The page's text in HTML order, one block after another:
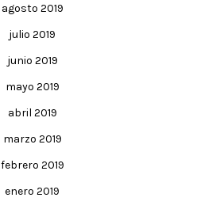
agosto 2019
julio 2019
junio 2019
mayo 2019
abril 2019
marzo 2019
febrero 2019
enero 2019